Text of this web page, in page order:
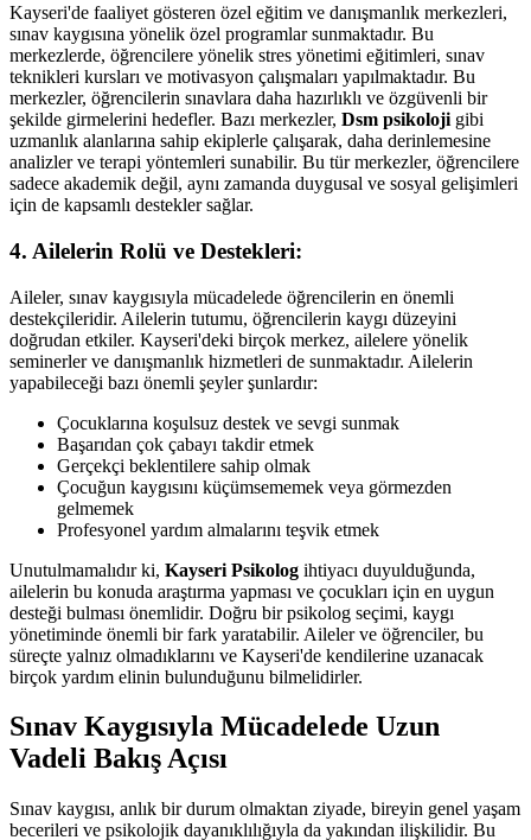
Kayseri'de faaliyet gösteren özel eğitim ve danışmanlık merkezleri,
sınav kaygısına yönelik özel programlar sunmaktadır. Bu
merkezlerde, öğrencilere yönelik stres yönetimi eğitimleri, sınav
teknikleri kursları ve motivasyon çalışmaları yapılmaktadır. Bu
merkezler, öğrencilerin sınavlara daha hazırlıklı ve özgüvenli bir
şekilde girmelerini hedefler. Bazı merkezler, Dsm psikoloji gibi
uzmanlık alanlarına sahip ekiplerle çalışarak, daha derinlemesine
analizler ve terapi yöntemleri sunabilir. Bu tür merkezler, öğrencilere
sadece akademik değil, aynı zamanda duygusal ve sosyal gelişimleri
için de kapsamlı destekler sağlar.
4. Ailelerin Rolü ve Destekleri:
Aileler, sınav kaygısıyla mücadelede öğrencilerin en önemli
destekçileridir. Ailelerin tutumu, öğrencilerin kaygı düzeyini
doğrudan etkiler. Kayseri'deki birçok merkez, ailelere yönelik
seminerler ve danışmanlık hizmetleri de sunmaktadır. Ailelerin
yapabileceği bazı önemli şeyler şunlardır:
Çocuklarına koşulsuz destek ve sevgi sunmak
Başarıdan çok çabayı takdir etmek
Gerçekçi beklentilere sahip olmak
Çocuğun kaygısını küçümsememek veya görmezden
gelmemek
Profesyonel yardım almalarını teşvik etmek
Unutulmamalıdır ki, Kayseri Psikolog ihtiyacı duyulduğunda,
ailelerin bu konuda araştırma yapması ve çocukları için en uygun
desteği bulması önemlidir. Doğru bir psikolog seçimi, kaygı
yönetiminde önemli bir fark yaratabilir. Aileler ve öğrenciler, bu
süreçte yalnız olmadıklarını ve Kayseri'de kendilerine uzanacak
birçok yardım elinin bulunduğunu bilmelidirler.
Sınav Kaygısıyla Mücadelede Uzun
Vadeli Bakış Açısı
Sınav kaygısı, anlık bir durum olmaktan ziyade, bireyin genel yaşam
becerileri ve psikolojik dayanıklılığıyla da yakından ilişkilidir. Bu